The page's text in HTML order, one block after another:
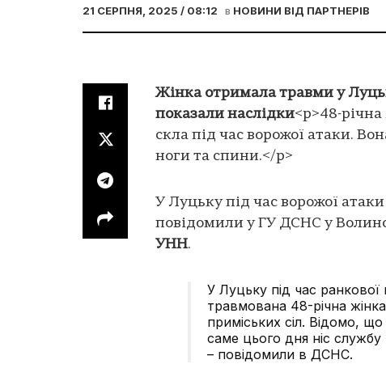
21 СЕРПНЯ, 2025 / 08:12 в НОВИНИ ВІД ПАРТНЕРІВ
Жінка отримала травми у
показали наслідки<p>48-
скла під час ворожої атаки.
ноги та спини.</p>
У Луцьку під час ворожої
повідомили у ГУ ДСНС у
УНН.
У Луцьку під час
травмована 48-річна
приміських сіл. Відомо,
саме цього дня ніс
– повідомили в ДСНС.